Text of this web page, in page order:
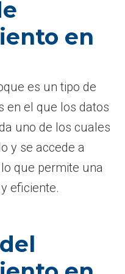
en
es un tipo de
en el que los datos
uno de los cuales
y se accede a
que permite una
eficiente.